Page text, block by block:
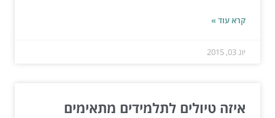
קרא עוד »
יונ 03, 2015
איזה טיולים לתלמידים מתאימים